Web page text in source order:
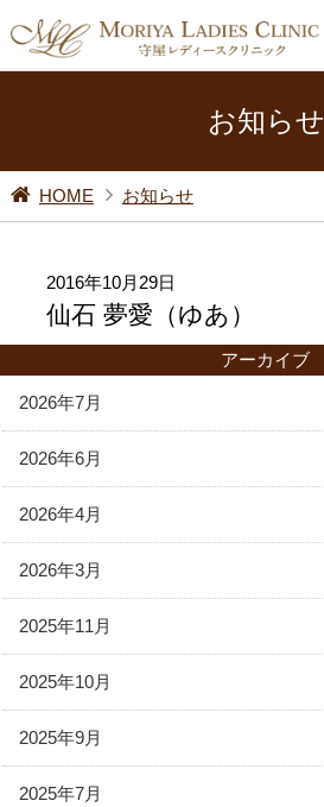
お知らせ
HOME お知らせ
2016年10月29日
仙石 夢愛（ゆあ）
アーカイブ
2026年7月
2026年6月
2026年4月
2026年3月
2025年11月
2025年10月
2025年9月
2025年7月